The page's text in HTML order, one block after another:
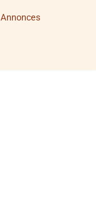
Annonces